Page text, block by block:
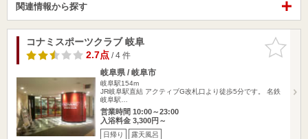
関連情報から探す
お気に入
りに追加
コナミスポーツクラブ 岐阜
2.7点/ 4 件
岐阜県 / 岐阜市
岐阜駅154m
JR岐阜駅直結 アクティブG改札口より徒歩5分です。 名鉄
岐阜駅…
営業時間 10:00～23:00
入浴料金 3,300円～
日帰り 露天風呂